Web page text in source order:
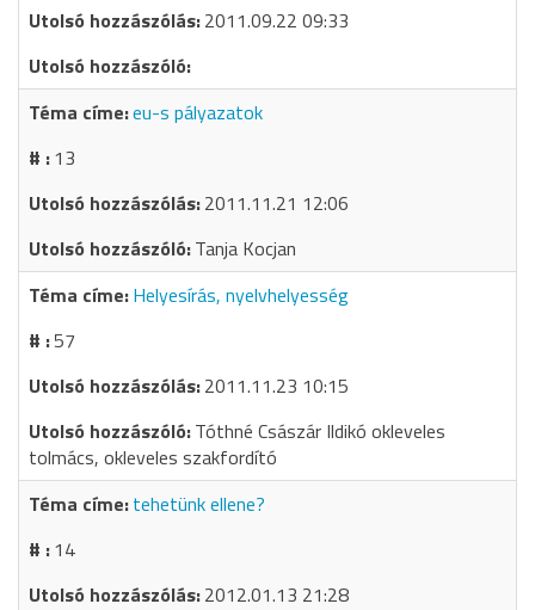
2011.09.22 09:33
eu-s pályazatok
13
2011.11.21 12:06
Tanja Kocjan
Helyesírás, nyelvhelyesség
57
2011.11.23 10:15
Tóthné Császár Ildikó okleveles
tolmács, okleveles szakfordító
tehetünk ellene?
14
2012.01.13 21:28